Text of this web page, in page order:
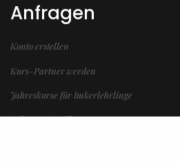
Anfragen
Konto erstellen
Kurs-Partner werden
Jahreskurse für Imkerlehrlinge
Infos zum Profikurs